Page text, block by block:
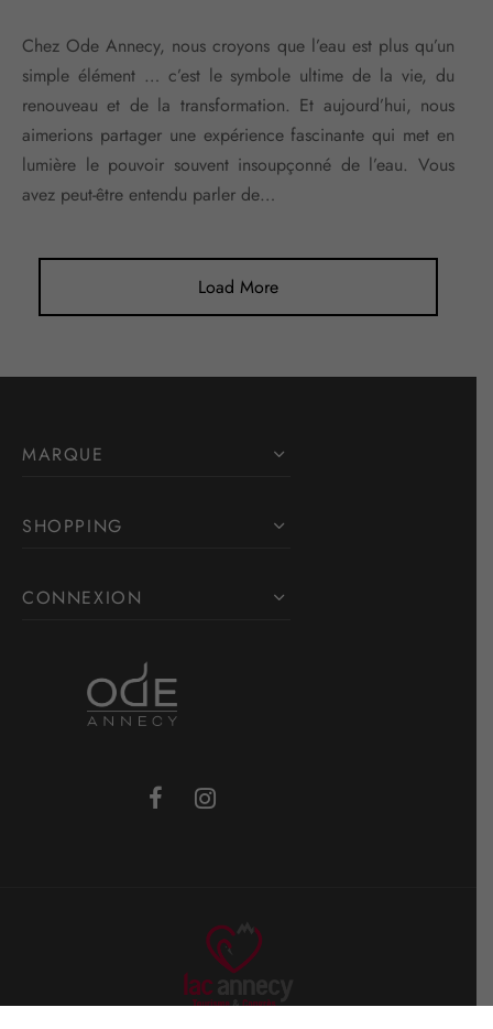
Chez Ode Annecy, nous croyons que l’eau est plus qu’un
simple élément … c’est le symbole ultime de la vie, du
renouveau et de la transformation. Et aujourd’hui, nous
aimerions partager une expérience fascinante qui met en
lumière le pouvoir souvent insoupçonné de l’eau. Vous
avez peut-être entendu parler de…
Load More
MARQUE
SHOPPING
CONNEXION